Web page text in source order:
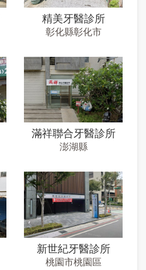
精美牙醫診所
彰化縣彰化市
滿祥聯合牙醫診所
澎湖縣
新世紀牙醫診所
桃園市桃園區